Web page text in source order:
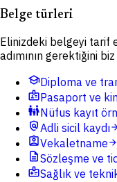
Belge türleri
Elinizdeki belgeyi tarif
adımının gerektiğini
schoolDiploma ve
badgePasaport ve
family_restroomNüfus kayıt
policyAdli sicil kaydı
assignment_indVekaletnamearrow_forward
descriptionSözleşme ve
medical_informationSağlık ve